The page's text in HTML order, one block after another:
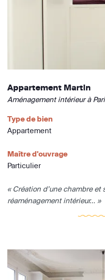
Appartement Martin
Aménagement intérieur à
Type de bien
Appartement
Maître d'ouvrage
Particulier
« Création d’une chambre
réaménagement intérieur... »